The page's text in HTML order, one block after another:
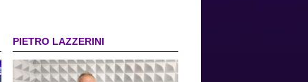
PIETRO LAZZERINI